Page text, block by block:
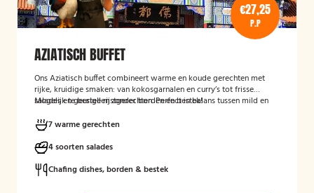
€27,25
P.P
AZIATISCH BUFFET
Ons Aziatisch buffet combineert warme en koude gerechten met
rijke, kruidige smaken: van kokosgarnalen en curry’s tot frisse
salades en geurige rijstgerechten. Perfect in balans tussen mild en
Mogelijk te bestellen zonder borden en bestek!
7 warme gerechten
4 soorten salades
Chafing dishes, borden & bestek